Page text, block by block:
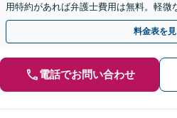
用特約があれば弁護士費用は無料。軽微
故にも幅広く対応。示談前に賠償額をご
料金表を
電話でお問い合わせ